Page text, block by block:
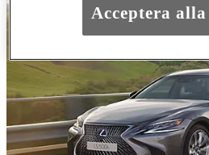
Acceptera alla